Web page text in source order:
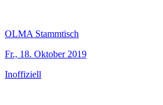
OLMA Stammtisch
Fr., 18. Oktober 2019
Inoffiziell